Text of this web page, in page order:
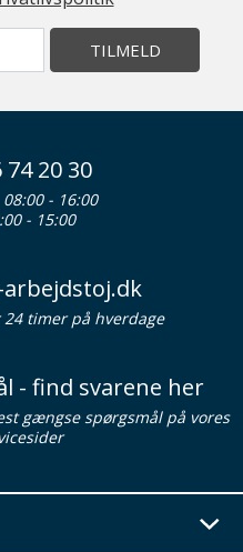
TILMELD
74 20 30
08:00 - 16:00
- 15:00
timer på hverdage
- find svarene her
gængse spørgsmål på vores